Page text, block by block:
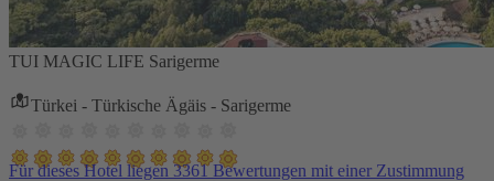
TUI MAGIC LIFE Sarigerme
Türkei - Türkische Ägäis - Sarigerme
Für dieses Hotel liegen 3361 Bewertungen mit einer Zustimmung